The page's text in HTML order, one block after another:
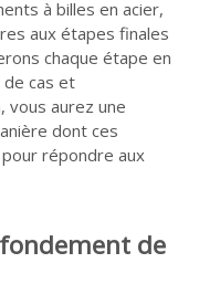
à billes en acier,
aux étapes finales
chaque étape en
de cas et
vous aurez une
dont ces
répondre aux
de